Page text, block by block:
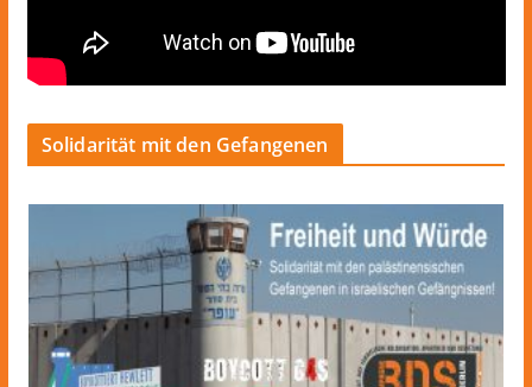
Solidarität mit den Gefangenen